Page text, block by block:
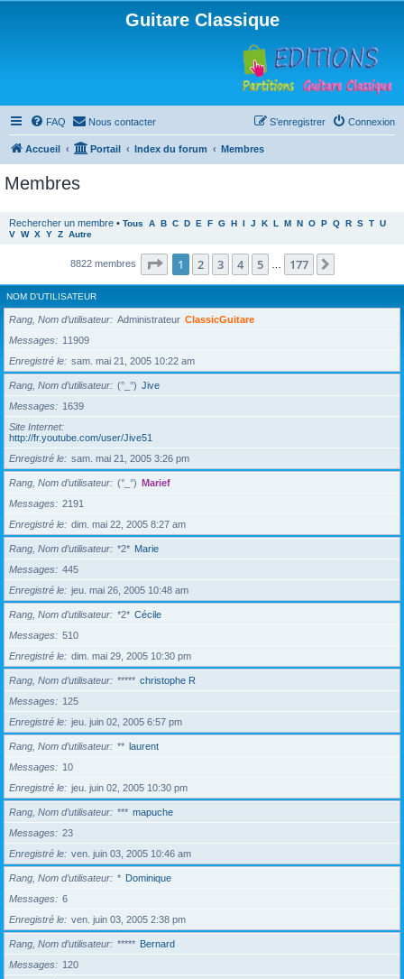
Guitare Classique
FAQ Nous contacter Connexion
S’enregistrer
Accueil Portail Index du forum Membres
Membres
Rechercher un membre • Tous A B C D E F G H I J K L M N O P Q R S T U
V W X Y Z Autre
8822 membres Page 1sur177
1 2 3 4 5 177
NOM D’UTILISATEUR
Rang, Nom d’utilisateur Administrateur ClassicGuitare
Messages
11909
Enregistré le
sam. mai 21, 2005 10:22 am
Rang, Nom d’utilisateur (°_°) Jive
Messages
1639
Site Internet
http://fr.youtube.com/user/Jive51
Enregistré le
sam. mai 21, 2005 3:26 pm
Rang, Nom d’utilisateur (°_°) Marief
Messages
2191
Enregistré le
dim. mai 22, 2005 8:27 am
Rang, Nom d’utilisateur *2* Marie
Messages
445
Enregistré le
jeu. mai 26, 2005 10:48 am
Rang, Nom d’utilisateur *2* Cécile
Messages
510
Enregistré le
dim. mai 29, 2005 10:30 pm
Rang, Nom d’utilisateur ***** christophe R
Messages
125
Enregistré le
jeu. juin 02, 2005 6:57 pm
Rang, Nom d’utilisateur ** laurent
Messages
10
Enregistré le
jeu. juin 02, 2005 10:30 pm
Rang, Nom d’utilisateur *** mapuche
Messages
23
Enregistré le
ven. juin 03, 2005 10:46 am
Rang, Nom d’utilisateur * Dominique
Messages
6
Enregistré le
ven. juin 03, 2005 2:38 pm
Rang, Nom d’utilisateur ***** Bernard
Messages
120